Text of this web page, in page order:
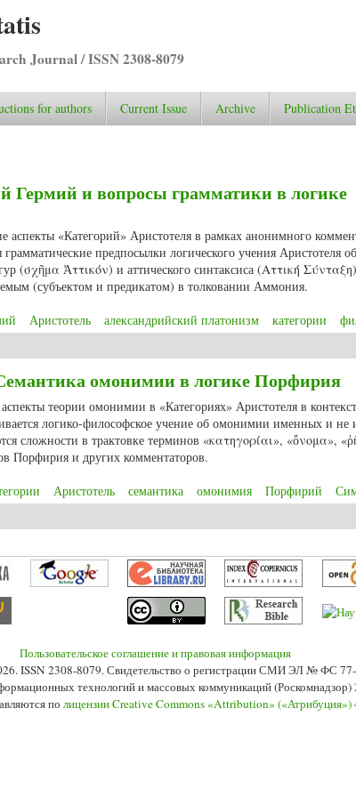
Journal / ISSN 2308-8079
for authors Current Issue Archive Publication
и вопросы грамматики в логике
аспекты «Категорий» Аристотеля в рамках анонимного
предпосылки логического учения Аристотеля об
(σχῆμα Ἀττικόν) и аттического синтаксиса (Αττική
(субъектом и предикатом) в толковании Аммония.
Аристотель александрийский платонизм категории
омонимии в логике Порфирия
теории омонимии в «Категориях» Аристотеля в
логико-философское учение об омонимии именных и
сложности в трактовке терминов «κατηγορίαι», «ὄνομα»,
Порфирия и других комментаторов.
Аристотель семантика омонимия Порфирий
Пользовательское соглашение и правовая информация
ISSN 2308-8079. Свидетельство о регистрации СМИ ЭЛ № ФС
технологий и массовых коммуникаций (Роскомнадзор)
по лицензии Creative Commons «Attribution» («Атрибуция»)